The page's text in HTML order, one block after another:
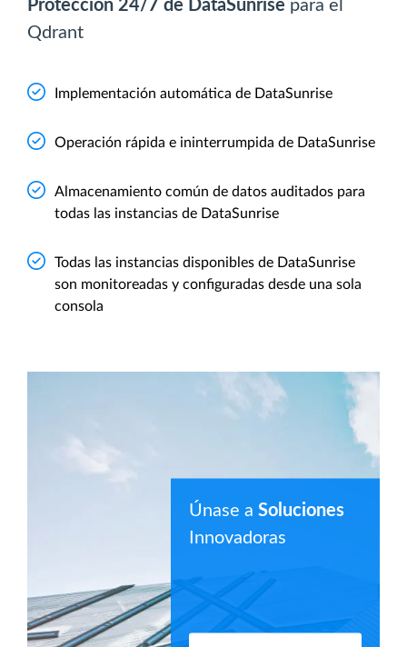
Protección 24/7 de DataSunrise para el
Qdrant
Implementación automática de DataSunrise
Operación rápida e ininterrumpida de DataSunrise
Almacenamiento común de datos auditados para
todas las instancias de DataSunrise
Todas las instancias disponibles de DataSunrise
son monitoreadas y configuradas desde una sola
consola
Únase a Soluciones
Innovadoras